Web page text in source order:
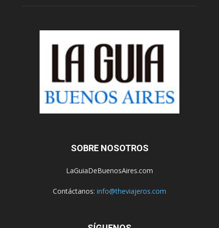
SOBRE NOSOTROS
LaGuiaDeBuenosAires.com
Contáctanos: info@theviajeros.com